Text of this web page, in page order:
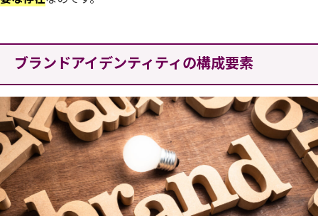
ブランドアイデンティティの構成要素